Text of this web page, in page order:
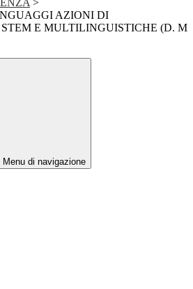
>
AZIONI DI
E MULTILINGUISTICHE (D. M
Menu di navigazione